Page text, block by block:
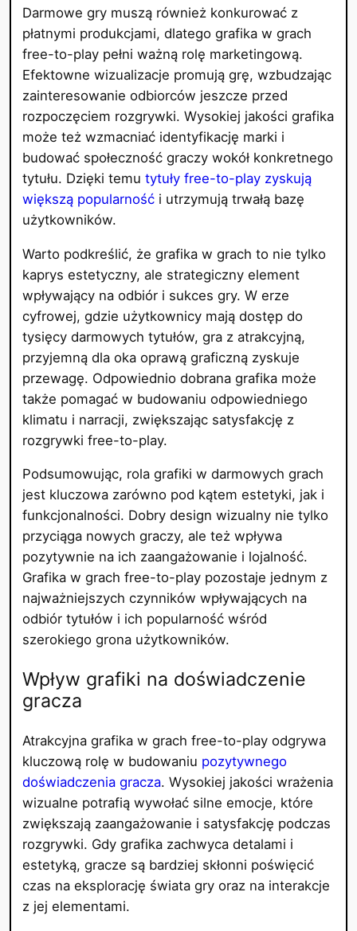
Darmowe gry muszą również konkurować z
płatnymi produkcjami, dlatego grafika w grach
free-to-play pełni ważną rolę marketingową.
Efektowne wizualizacje promują grę, wzbudzając
zainteresowanie odbiorców jeszcze przed
rozpoczęciem rozgrywki. Wysokiej jakości grafika
może też wzmacniać identyfikację marki i
budować społeczność graczy wokół konkretnego
tytułu. Dzięki temu tytuły free-to-play zyskują
większą popularnośći utrzymują trwałą bazę
użytkowników.
Warto podkreślić, że grafika w grach to nie tylko
kaprys estetyczny, ale strategiczny element
wpływający na odbiór i sukces gry. W erze
cyfrowej, gdzie użytkownicy mają dostęp do
tysięcy darmowych tytułów, gra z atrakcyjną,
przyjemną dla oka oprawą graficzną zyskuje
przewagę. Odpowiednio dobrana grafika może
także pomagać w budowaniu odpowiedniego
klimatu i narracji, zwiększając satysfakcję z
rozgrywki free-to-play.
Podsumowując, rola grafiki w darmowych grach
jest kluczowa zarówno pod kątem estetyki, jak i
funkcjonalności. Dobry design wizualny nie tylko
przyciąga nowych graczy, ale też wpływa
pozytywnie na ich zaangażowanie i lojalność.
Grafika w grach free-to-play pozostaje jednym z
najważniejszych czynników wpływających na
odbiór tytułów i ich popularność wśród
szerokiego grona użytkowników.
Wpływ grafiki na doświadczenie
gracza
Atrakcyjna grafika w grach free-to-play odgrywa
kluczową rolę w budowaniu pozytywnego
doświadczenia gracza. Wysokiej jakości wrażenia
wizualne potrafią wywołać silne emocje, które
zwiększają zaangażowanie i satysfakcję podczas
rozgrywki. Gdy grafika zachwyca detalami i
estetyką, gracze są bardziej skłonni poświęcić
czas na eksplorację świata gry oraz na interakcje
z jej elementami.